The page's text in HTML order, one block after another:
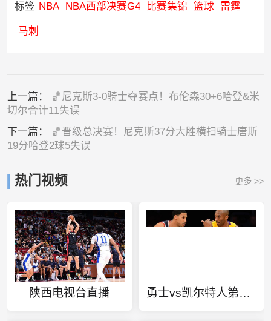
标签 NBA NBA西部决赛G4 比赛集锦 篮球 雷霆
马刺
上一篇：
🏀尼克斯3-0骑士夺赛点！布伦森30+6哈登&米
切尔合计11失误
下一篇：
🏀晋级总决赛！尼克斯37分大胜横扫骑士唐斯
19分哈登2球5失误
热门视频 更多 >>
陕西电视台直播 勇士vs凯尔特人第一场